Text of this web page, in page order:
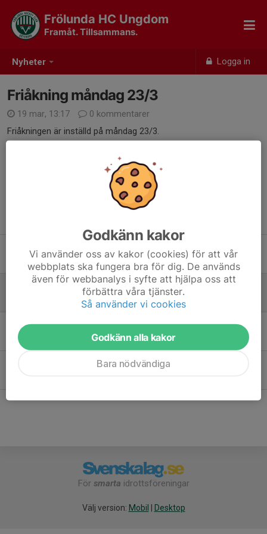
Nyheter Logga in
Frölunda HC Ungdom
Framåt. Tillsammans.
Friåkning måndag 23/3
19 mar, 13:17
0 kommentarer
Friåkningen är inställd på måndag 23/3.
30 apr, 10:47 0
Friåkning måndag 23/3
19 mar, 13:17 0
Valhalla rinken stänger
0
Vilken förälder är du?
För smarta idrottsföreningar
Välj version: Mobil | Desktop
Godkänn kakor
Vi använder oss av kakor (cookies) för att vår
webbplats ska fungera bra för dig. De används
även för webbanalys i syfte att hjälpa oss att
förbättra våra tjänster.
Så använder vi cookies
Godkänn alla kakor
Bara nödvändiga